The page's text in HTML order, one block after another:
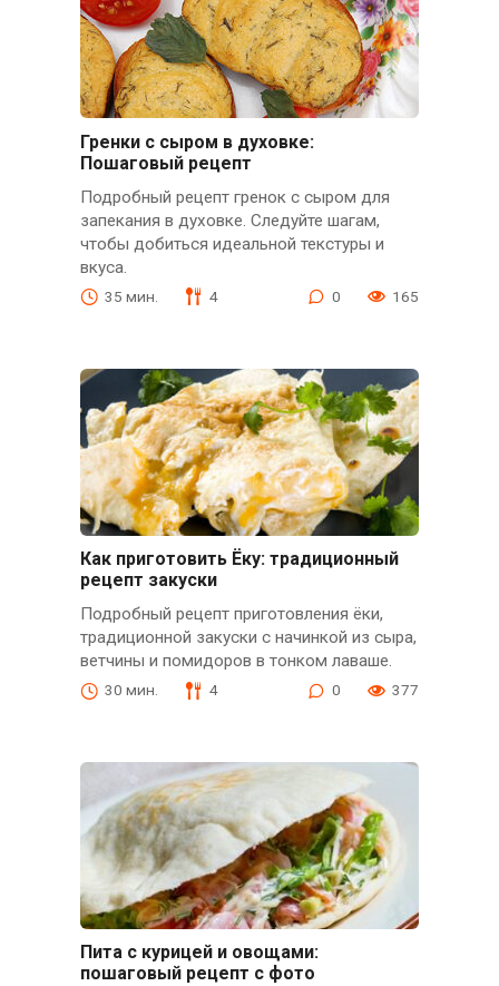
Гренки с сыром в духовке:
Пошаговый рецепт
Подробный рецепт гренок с сыром для
запекания в духовке. Следуйте шагам,
чтобы добиться идеальной текстуры и
вкуса.
35 мин. 4 0 165
Как приготовить Ёку: традиционный
рецепт закуски
Подробный рецепт приготовления ёки,
традиционной закуски с начинкой из сыра,
ветчины и помидоров в тонком лаваше.
30 мин. 4 0 377
Пита с курицей и овощами:
пошаговый рецепт с фото